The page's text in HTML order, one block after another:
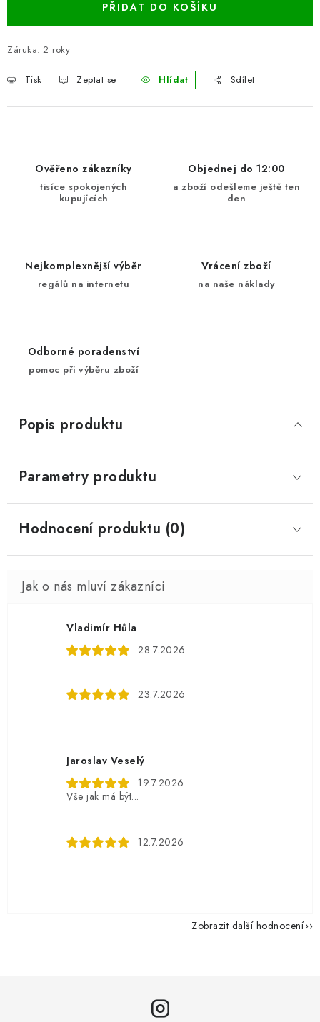
PŘIDAT DO KOŠÍKU
Záruka: 2 roky
Tisk Zeptat se Hlídat Sdílet
Ověřeno zákazníky
tisíce spokojených
kupujících
Objednej do 12:00
a zboží odešleme ještě ten
den
Nejkomplexnější výběr
regálů na internetu
Vrácení zboží
na naše náklady
Odborné poradenství
pomoc při výběru zboží
Popis produktu
Parametry produktu
Hodnocení produktu (0)
Vladimír Hůla
28.7.2026
23.7.2026
Jaroslav Veselý
19.7.2026
Vše jak má být...
12.7.2026
Zobrazit další hodnocení